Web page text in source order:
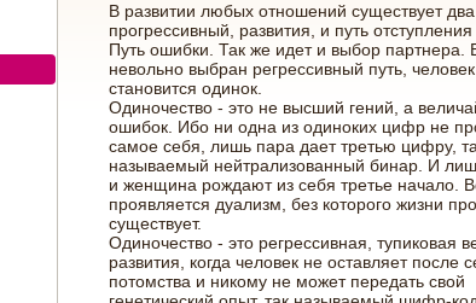
В развитии любых отношений существует два
прогрессивный, развития, и путь отступления
Путь ошибки. Так же идет и выбор партнера.
невольно выбран регрессивный путь,
становится одинок.
Одиночество - это не высший гений, а
ошибок. Ибо ни одна из одиноких цифр не
самое себя, лишь пара дает третью цифру,
называемый нейтрализованный бинар. И
и женщина рождают из себя третье начало.
проявляется дуализм, без которого жизни
существует.
Одиночество - это регрессивная, тупиковая
развития, когда человек не оставляет после
потомства и никому не может передать свой